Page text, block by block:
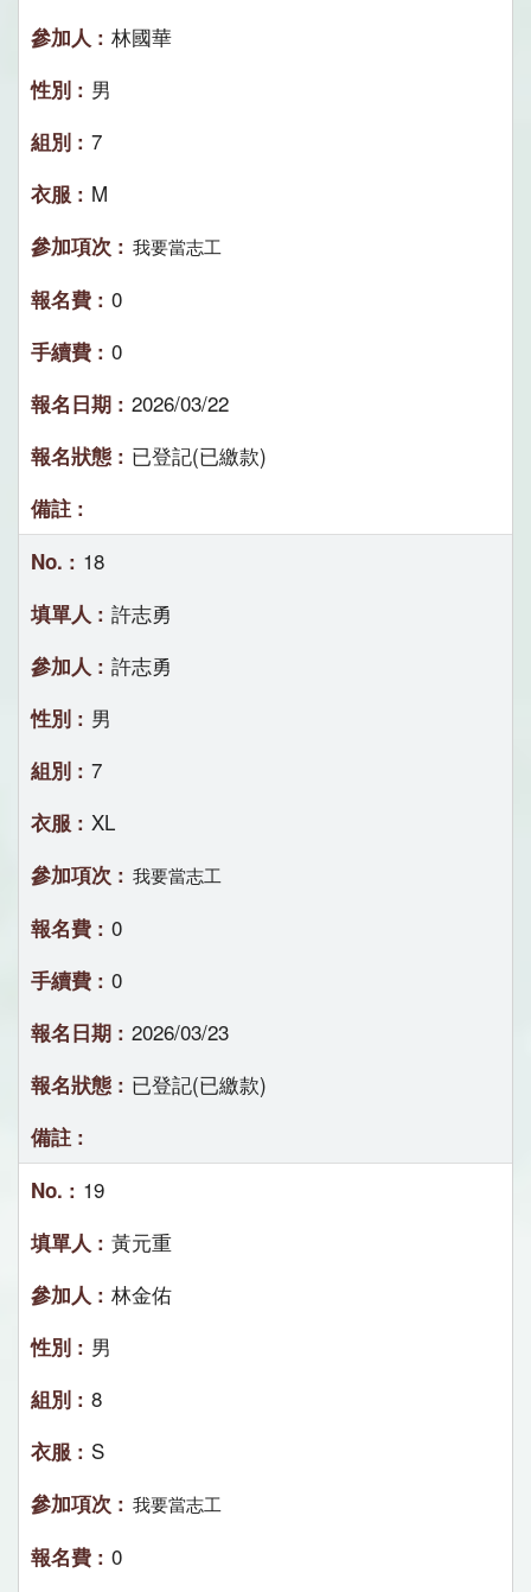
林國華
男
7
M
我要當志工
0
0
2026/03/22
已登記(已繳款)
18
許志勇
許志勇
男
7
XL
我要當志工
0
0
2026/03/23
已登記(已繳款)
19
黃元重
林金佑
男
8
S
我要當志工
0